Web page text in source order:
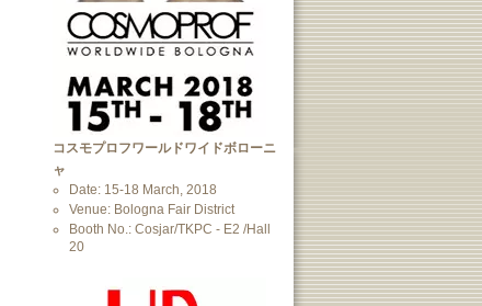
コスモプロフワールドワイドボローニ
ャ
Date: 15-18 March, 2018
Venue: Bologna Fair District
Booth No.: Cosjar/TKPC - E2 /Hall
20